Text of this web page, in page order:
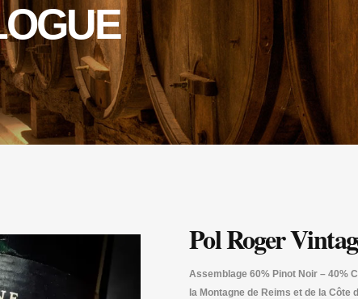
Pol Roger
Assemblage 60% Pinot Noir – 40%
la Montagne de Reims et de la Côte